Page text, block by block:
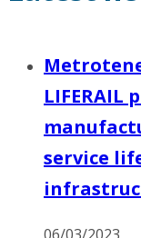
service